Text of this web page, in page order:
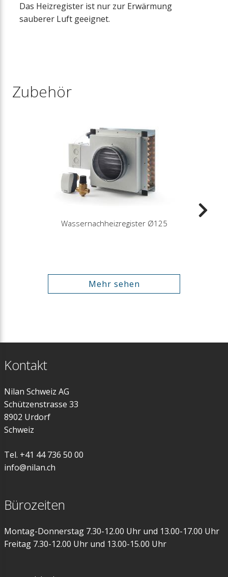
Das Heizregister ist nur zur Erwärmung
sauberer Luft geeignet.
Zubehör
Wassernachheizregister Ø125
Mehr sehen
Kontakt
Nilan Schweiz AG
Schützenstrasse 33
8902 Urdorf
Schweiz
Tel. +41 44 736 50 00
info@nilan.ch
Bürozeiten
Montag-Donnerstag 7.30-12.00 Uhr und 13.00-17.00 Uhr
Freitag 7.30-12.00 Uhr und 13.00-15.00 Uhr